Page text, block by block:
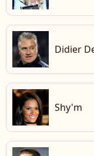
Didier
Shy'm